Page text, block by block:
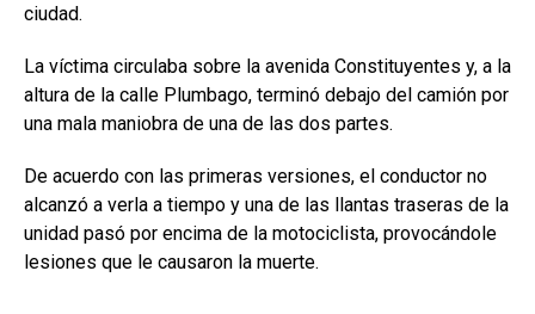
ciudad.
La víctima circulaba sobre la avenida Constituyentes y, a la
altura de la calle Plumbago, terminó debajo del camión por
una mala maniobra de una de las dos partes.
De acuerdo con las primeras versiones, el conductor no
alcanzó a verla a tiempo y una de las llantas traseras de la
unidad pasó por encima de la motociclista, provocándole
lesiones que le causaron la muerte.